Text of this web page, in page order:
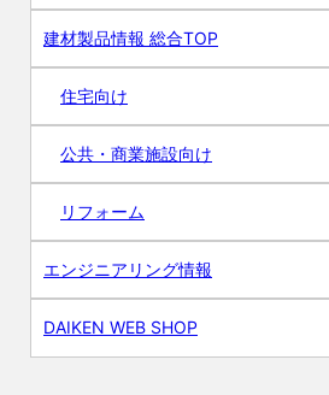
建材製品情報 総合TOP
住宅向け
公共・商業施設向け
リフォーム
エンジニアリング情報
DAIKEN WEB SHOP